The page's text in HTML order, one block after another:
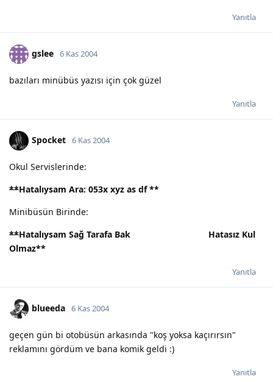
Yanıtla
gslee 6 Kas 2004
bazıları minübüs yazısı için çok güzel
Yanıtla
Spocket 6 Kas 2004
Okul Servislerinde:
**Hatalıysam Ara: 053x xyz as df**
Minibüsün Birinde:
**Hatalıysam Sağ Tarafa Bak
Hatasız Kul
Olmaz**
Yanıtla
blueeda 6 Kas 2004
geçen gün bi otobüsün arkasında "koş yoksa kaçırırsın"
reklamını gördüm ve bana komik geldi :)
Yanıtla